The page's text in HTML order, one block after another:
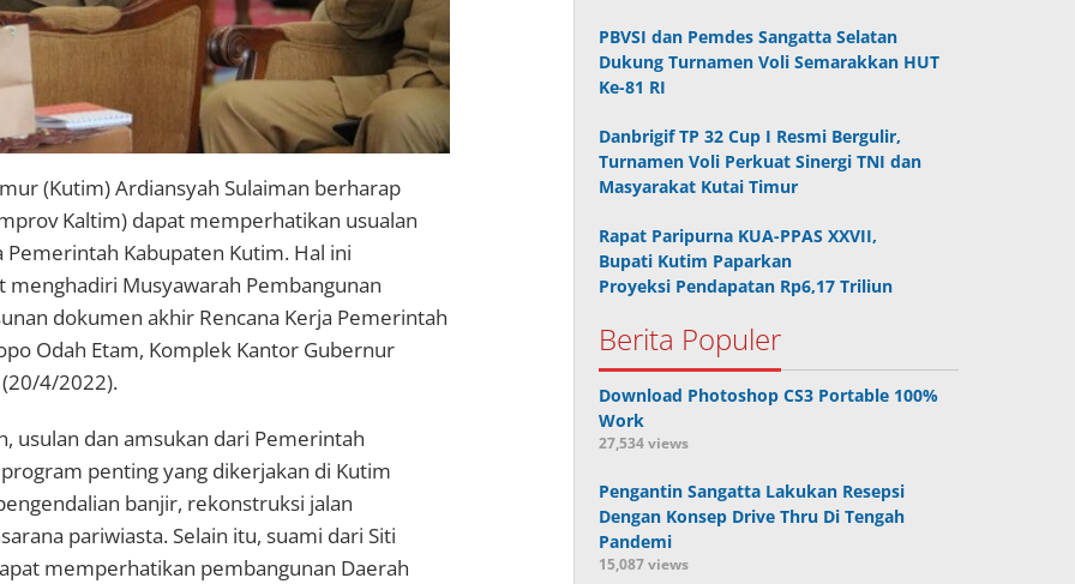
(Kutim) Ardiansyah Sulaiman berharap
Kaltim) dapat memperhatikan usualan
Kabupaten Kutim. Hal ini
Musyawarah Pembangunan
dokumen akhir Rencana Kerja Pemerintah
Odah Etam, Komplek Kantor Gubernur
(20/4/2022).
usulan dan amsukan dari Pemerintah
penting yang dikerjakan di Kutim
banjir, rekonstruksi jalan
pariwiasta. Selain itu, suami dari Siti
memperhatikan pembangunan Daerah
PBVSI dan Pemdes Sangatta Selatan
Dukung Turnamen Voli Semarakkan HUT
Ke-81 RI
Danbrigif TP 32 Cup I Resmi Bergulir,
Turnamen Voli Perkuat Sinergi TNI dan
Masyarakat Kutai Timur
Rapat Paripurna KUA-PPAS XXVII,
Bupati Kutim Paparkan
Proyeksi Pendapatan Rp6,17 Triliun
Berita Populer
Download Photoshop CS3 Portable 100%
Work
27,534 views
Pengantin Sangatta Lakukan Resepsi
Dengan Konsep Drive Thru Di Tengah
Pandemi
15,087 views